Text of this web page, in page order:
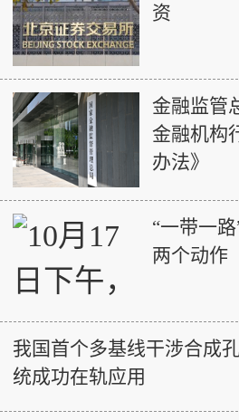
资
金融监管
金融机构
办法》
“一带一
两个动作
我国首个多基线干涉合成
统成功在轨应用